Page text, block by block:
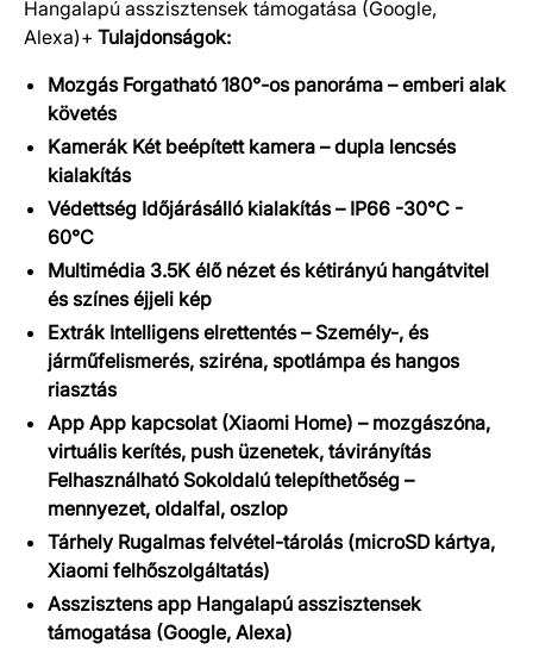
Hangalapú asszisztensek támogatása (Google,
Alexa)+ Tulajdonságok:
Mozgás Forgatható 180°-os panoráma – emberi alak
követés
Kamerák Két beépített kamera – dupla lencsés
kialakítás
Védettség Időjárásálló kialakítás – IP66 -30°C -
60°C
Multimédia 3.5K élő nézet és kétirányú hangátvitel
és színes éjjeli kép
Extrák Intelligens elrettentés – Személy-, és
járműfelismerés, sziréna, spotlámpa és hangos
riasztás
App App kapcsolat (Xiaomi Home) – mozgászóna,
virtuális kerítés, push üzenetek, távirányítás
Felhasználható Sokoldalú telepíthetőség –
mennyezet, oldalfal, oszlop
Tárhely Rugalmas felvétel-tárolás (microSD kártya,
Xiaomi felhőszolgáltatás)
Asszisztens app Hangalapú asszisztensek
támogatása (Google, Alexa)